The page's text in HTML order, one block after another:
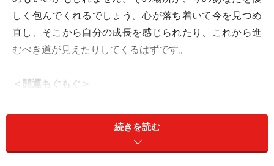
しく包んでくれるでしょう。心が落ち着いて今を見つめ
直し、そこから自分の成長を感じられたり、これから進
むべき道が見えたりしてくるはずです。
＜開運もぐもぐ＞
のパワー”を使います。おすすめは「かぼちゃのポタージ
ュ」です。かぼちゃの甘味や黄色い色には土のパワーが
宿っています。
続きを読む